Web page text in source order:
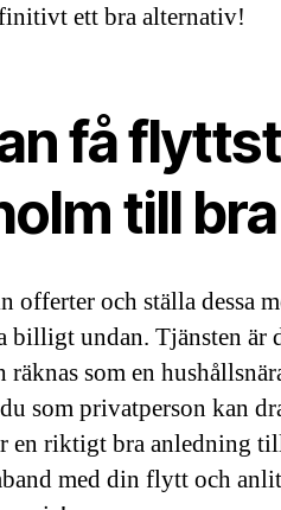
ett bra alternativ!
få
till
offerter och ställa dessa
undan. Tjänsten är
räknas som en
som privatperson kan
en riktigt bra anledning
med din flytt och